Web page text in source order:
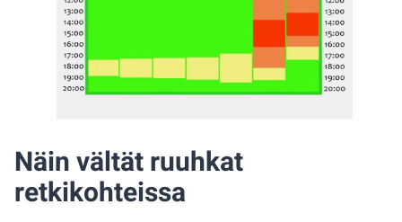
Näin vältät ruuhkat
retkikohteissa